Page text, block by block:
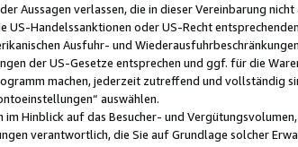
Aussagen verlassen, die in dieser Vereinbarung
Handelssanktionen oder US-Recht
Ausfuhr- und
der US-Gesetze entsprechen und ggf. für die
machen, jederzeit zutreffend und vollständig
auswählen.
Hinblick auf das Besucher- und
verantwortlich, die Sie auf Grundlage solcher